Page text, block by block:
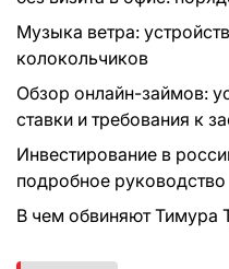
Музыка ветра:
колокольчиков
Обзор онлайн-займов:
ставки и требования к
Инвестирование в
подробное руководство
В чем обвиняют Тимура